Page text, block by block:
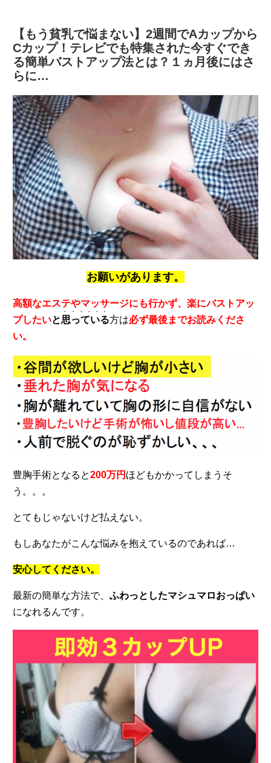
【もう貧乳で悩まない】2週間でAカップから
Cカップ！テレビでも特集された今すぐでき
る簡単バストアップ法とは？１ヵ月後にはさ
らに…
お願いがあります。
高額なエステやマッサージにも行かず、楽にバストアッ
プしたいと思っている
・・・・・・
方は必ず最後までお読みくださ
い。
豊胸手術となると200万円 ほどもかかってしまうそ
う。。。
とてもじゃないけど払えない。
もしあなたがこんな悩みを抱えているのであれば…
安心してください。
最新の簡単な方法で、 ふわっとしたマシュマロおっぱい
になれるんです。